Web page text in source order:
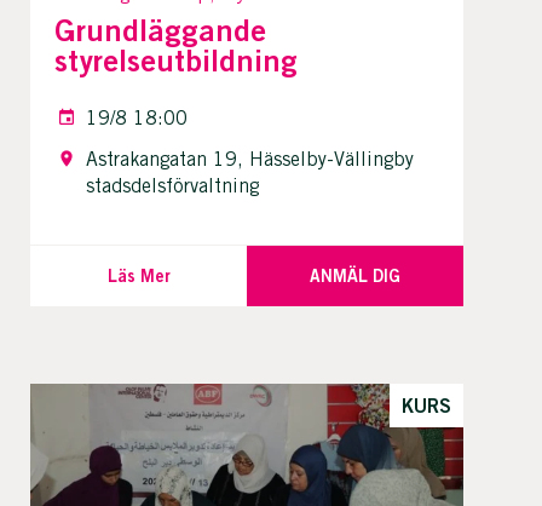
Grundläggande
styrelseutbildning
19/8 18:00
Astrakangatan 19, Hässelby-Vällingby
stadsdelsförvaltning
Läs Mer ANMÄL DIG
KURS